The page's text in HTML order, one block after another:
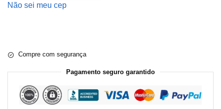
Não sei meu cep
Compre com segurança
Pagamento seguro garantido